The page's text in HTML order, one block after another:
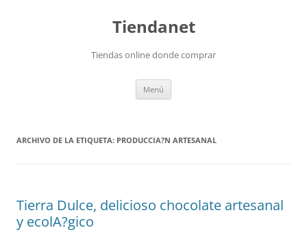
Tiendanet
Tiendas online donde comprar
Menú
ARCHIVO DE LA ETIQUETA: PRODUCCIA?N ARTESANAL
Tierra Dulce, delicioso chocolate artesanal
y ecolA?gico